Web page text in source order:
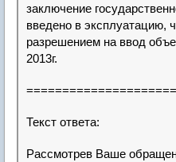
заключение
введено в эксплуатацию,
разрешением на ввод
2013г.
Текст ответа:
Рассмотрев Ваше